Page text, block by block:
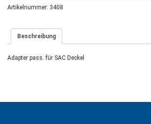
Artikelnummer: 3408
Beschreibung
Adapter pass. für SAC Deckel